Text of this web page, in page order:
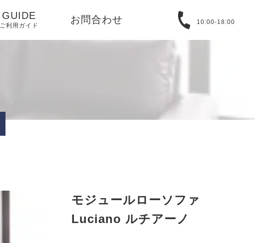
GUIDE
ご利用ガイド
プライバシーポリシ
お問合わせ 10:00-18:00
モジュールローソファ
Luciano ルチアーノ